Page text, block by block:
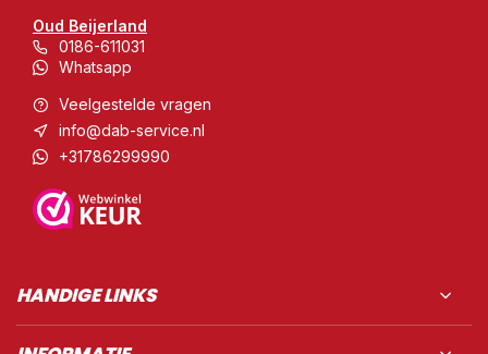
Oud Beijerland
0186-611031
Whatsapp
Veelgestelde vragen
info@dab-service.nl
+31786299990
HANDIGE LINKS